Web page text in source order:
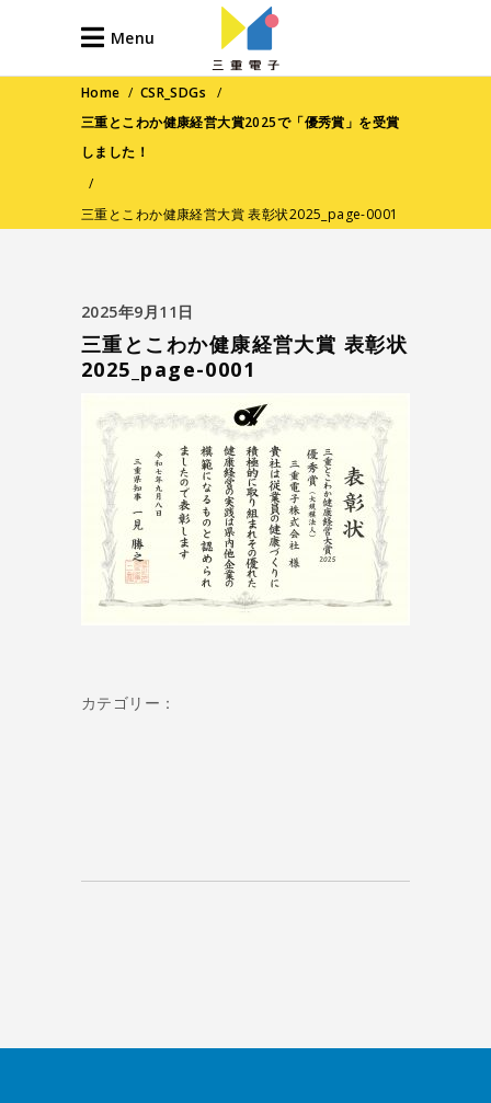
Menu
Home / CSR_SDGs
/
三重とこわか健康経営大賞2025で「優秀賞」を受賞
しました！
/
三重とこわか健康経営大賞 表彰状2025_page-0001
2025年9月11日
三重とこわか健康経営大賞 表彰状
2025_page-0001
カテゴリー：